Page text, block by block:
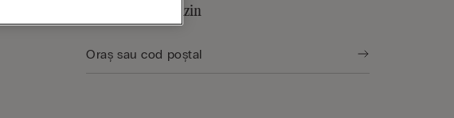
Găsește un magazin